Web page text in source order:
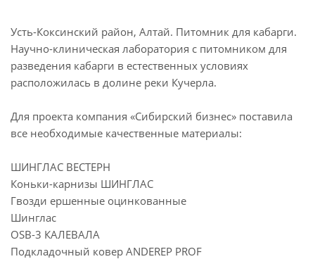
Усть-Коксинский район, Алтай. Питомник для кабарги.
Научно-клиническая лаборатория с питомником для
разведения кабарги в естественных условиях
расположилась в долине реки Кучерла.
Для проекта компания «Сибирский бизнес» поставила
все необходимые качественные материалы:
ШИНГЛАС ВЕСТЕРН
Коньки-карнизы ШИНГЛАС
Гвозди ершенные оцинкованные
Шинглас
OSB-3 КАЛЕВАЛА
Подкладочный ковер ANDEREP PROF